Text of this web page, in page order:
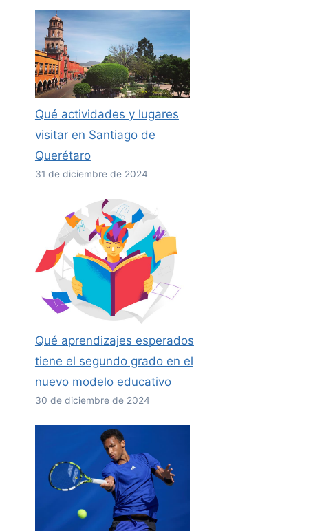
Qué actividades y lugares
visitar en Santiago de
Querétaro
31 de diciembre de 2024
Qué aprendizajes esperados
tiene el segundo grado en el
nuevo modelo educativo
30 de diciembre de 2024